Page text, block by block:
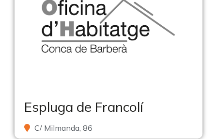
Espluga de Francolí
C/ Milmanda, 86